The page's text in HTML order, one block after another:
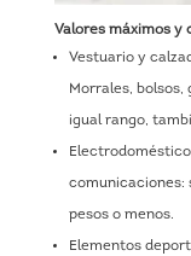
Valores máximos y
Vestuario y
Morrales,
igual rango,
comunicaciones:
pesos o menos.
Elementos